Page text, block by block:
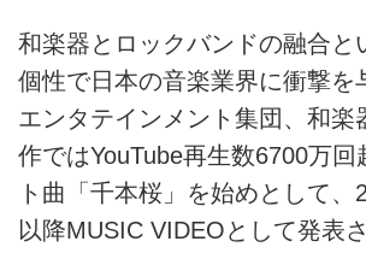
和楽器とロックバンドの融合と
個性で日本の音楽業界に衝撃を
エンタテインメント集団、和楽
作ではYouTube再生数6700万回
ト曲「千本桜」を始めとして、
以降MUSIC VIDEOとして発表